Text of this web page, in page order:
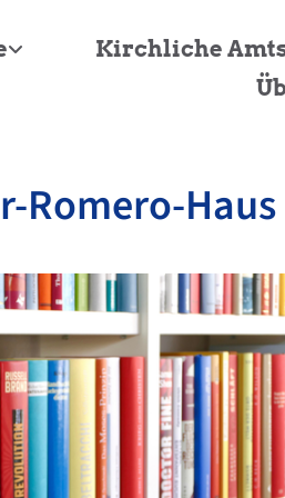
Kirchliche
Romero-Haus